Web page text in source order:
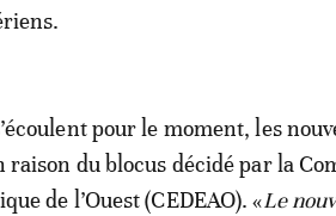
pour le moment, les
du blocus décidé par la
de l’Ouest (CEDEAO). «Le